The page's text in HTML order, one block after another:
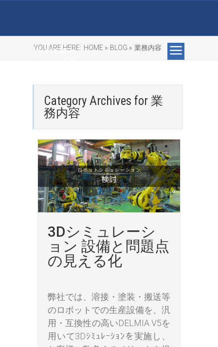
YOU ARE HERE: HOME » BLOG » 業務内容
Category Archives for 業
務内容
3Dシミュレーシ
ョン 設備と問題点
の見える化
弊社では、溶接・塗装・搬送等
のロボットでの生産設備を、汎
用・互換性の高いDELMIA V5を
用いて3Dｼﾐｭﾚｰｼｮﾝを実施し、